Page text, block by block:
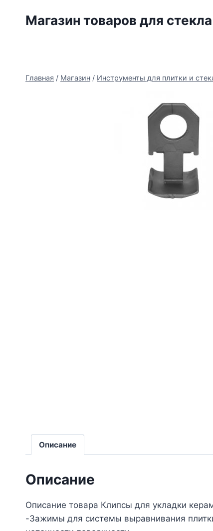
Магазин товаров для стекла
Главная / Магазин / Инструменты для плитки и
Описание
Описание
Описание товара Клипсы для укладки
-Зажимы для системы выравнивания